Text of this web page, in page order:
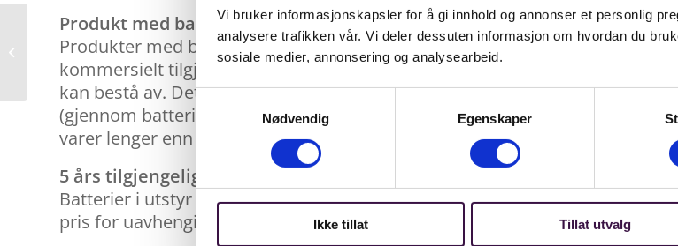
Vi bruker informasjonskapsler for å gi innhold og annonser et personlig
analysere trafikken vår. Vi deler dessuten informasjon om hvordan du
sosiale medier, annonsering og analysearbeid.
Samtykkevalg
Nødvendig
Egenskaper
Ikke tillat Tillat utvalg
Produkt med batteri
Produkter med batterier må være designet slik at batteriet kan fjernes og
kommersielt tilgjengelige verktøy. Kravet om utskiftbare batterier gjelder
kan bestå av. Det er unntak på vanntett utstyr og medisinsk utstyr. Det er
(gjennom batteri) er nødvendig for produktets sikkerhet eller for å bevare
varer lenger enn produktet, så utløses ikke kravet om utskiftbare batterier.
5 års tilgjengelighet
Batterier i utstyr må være tilgjengelig som reservedeler i minst 5 år etter
pris for uavhengige profesjonelle og sluttbrukere. Produktets programvare
NORSIRK skal samle
inn landbruksplast i
Elnesvågen